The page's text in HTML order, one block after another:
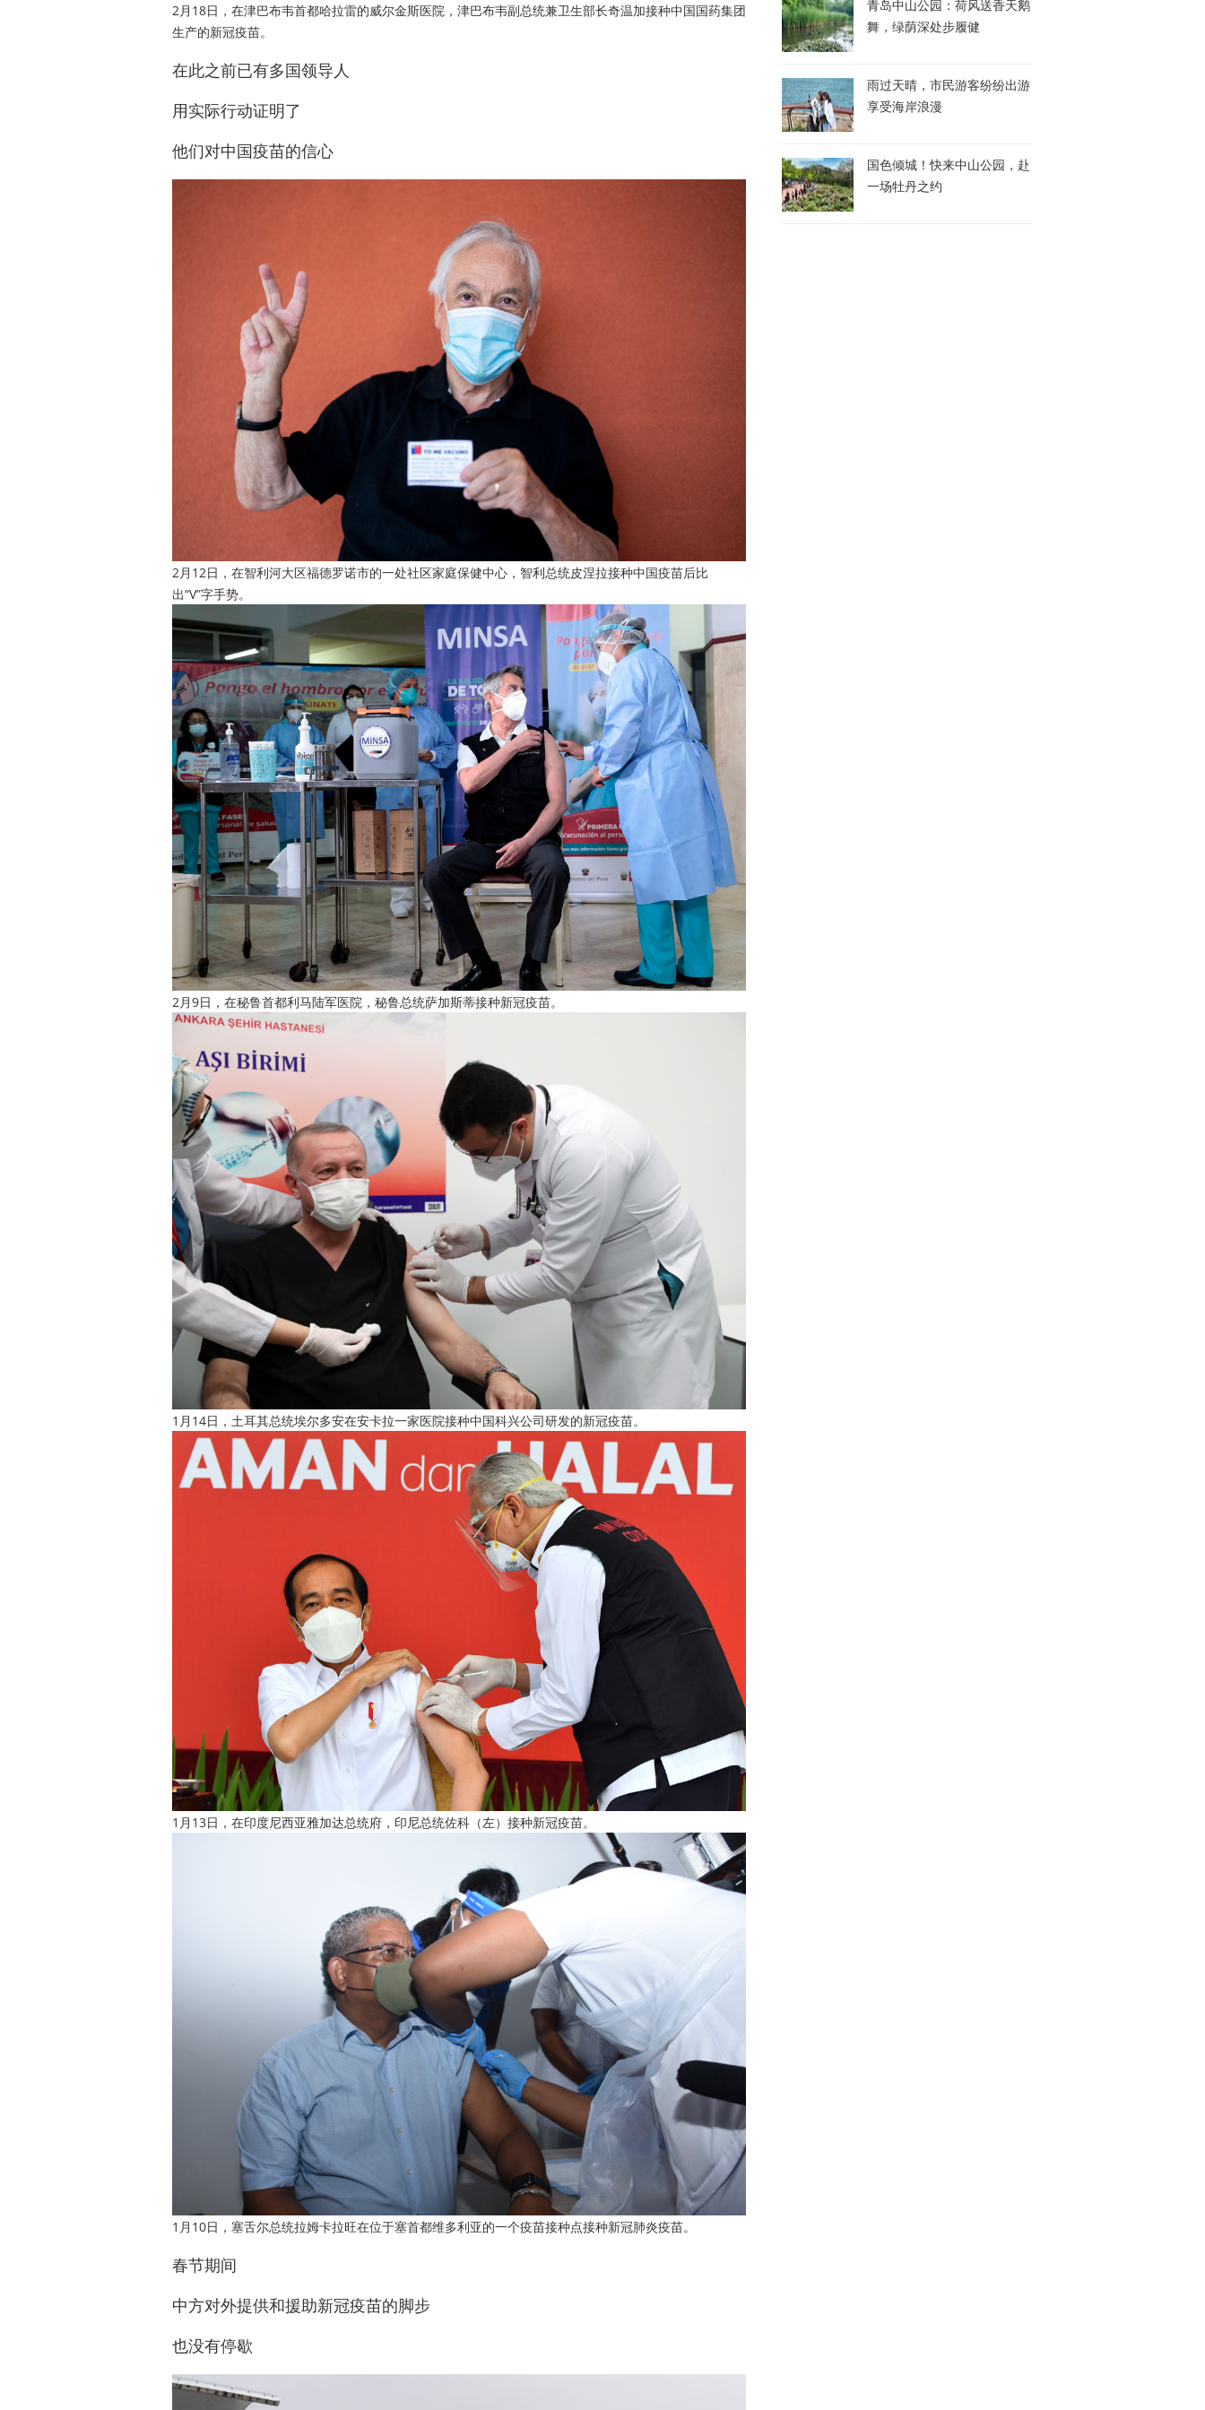
2月18日，在津巴布韦首都哈拉雷的威尔金斯医院，津巴布韦副总统兼卫生部长奇温加接种中国国药集团
生产的新冠疫苗。
在此之前已有多国领导人
用实际行动证明了
他们对中国疫苗的信心
2月12日，在智利河大区福德罗诺市的一处社区家庭保健中心，智利总统皮涅拉接种中国疫苗后比
出“V”字手势。
2月9日，在秘鲁首都利马陆军医院，秘鲁总统萨加斯蒂接种新冠疫苗。
1月14日，土耳其总统埃尔多安在安卡拉一家医院接种中国科兴公司研发的新冠疫苗。
1月13日，在印度尼西亚雅加达总统府，印尼总统佐科（左）接种新冠疫苗。
1月10日，塞舌尔总统拉姆卡拉旺在位于塞首都维多利亚的一个疫苗接种点接种新冠肺炎疫苗。
春节期间
中方对外提供和援助新冠疫苗的脚步
也没有停歇
青岛中山公园：荷风送香天鹅
舞，绿荫深处步履健
雨过天晴，市民游客纷纷出游
享受海岸浪漫
国色倾城！快来中山公园，赴
一场牡丹之约